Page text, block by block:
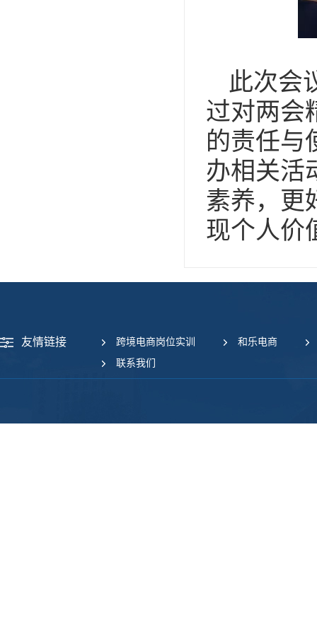
此次会
过对两会
的责任与
办相关活
素养，更
现个人价
友情链接 跨境电商岗位实训
和乐电商
联系我们